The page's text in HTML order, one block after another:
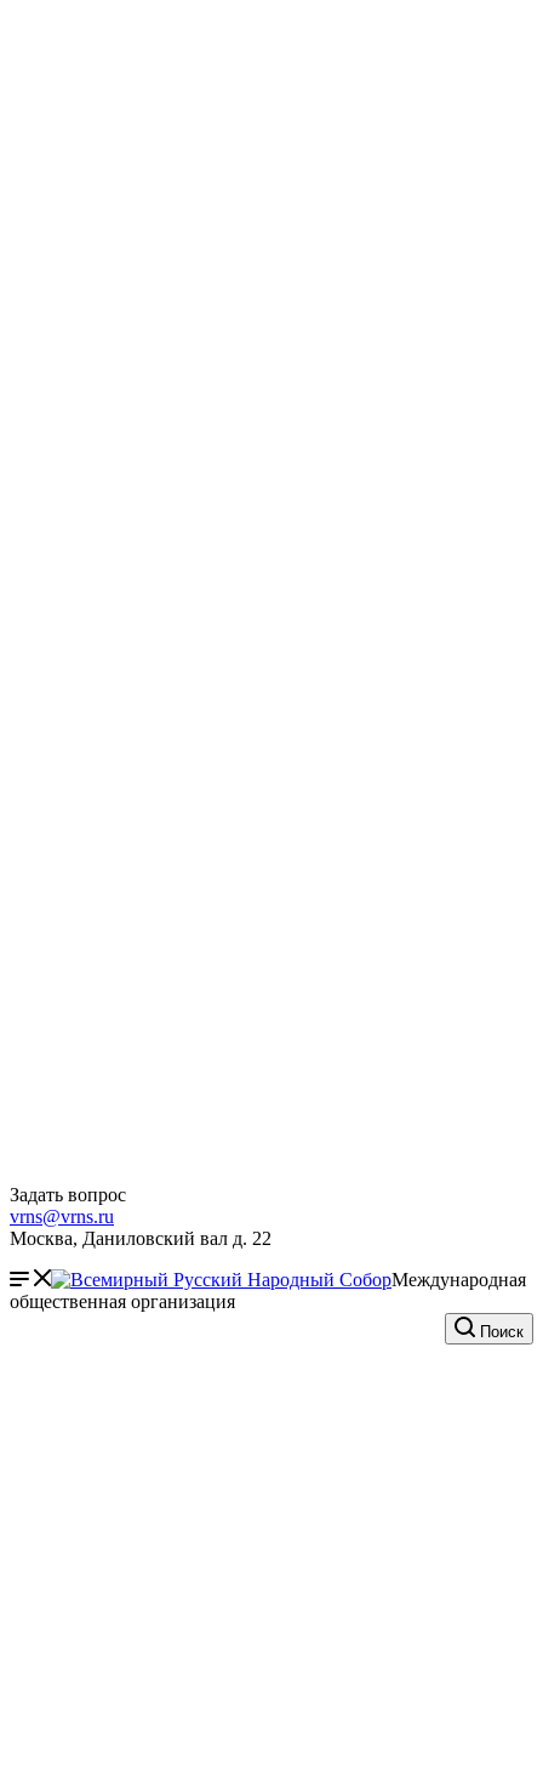
Задать вопрос
vrns@vrns.ru
Москва, Даниловский вал д. 22
Международная
общественная организация
Поиск